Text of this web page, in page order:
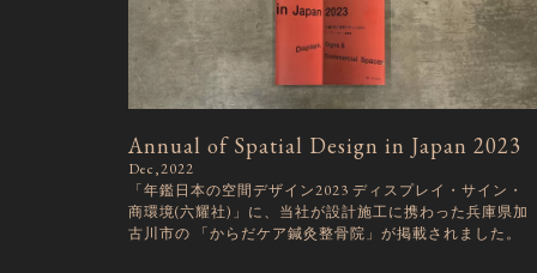
Annual of Spatial Design in Japan 2023
Dec,2022
「年鑑日本の空間デザイン2023 ディスプレイ・サイン・
商環境(六耀社)」に、当社が設計施工に携わった兵庫県加
古川市の 「からだケア鍼灸整骨院」が掲載されました。